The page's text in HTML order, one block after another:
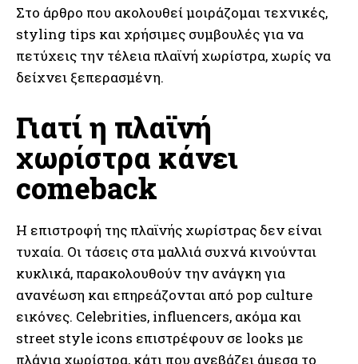
Στο άρθρο που ακολουθεί μοιράζομαι τεχνικές,
styling tips και χρήσιμες συμβουλές για να
πετύχεις την τέλεια πλαϊνή χωρίστρα, χωρίς να
δείχνει ξεπερασμένη.
Γιατί η πλαϊνή
χωρίστρα κάνει
comeback
Η επιστροφή της πλαϊνής χωρίστρας δεν είναι
τυχαία. Οι τάσεις στα μαλλιά συχνά κινούνται
κυκλικά, παρακολουθούν την ανάγκη για
ανανέωση και επηρεάζονται από pop culture
εικόνες. Celebrities, influencers, ακόμα και
street style icons επιστρέφουν σε looks με
πλάγια χωρίστρα, κάτι που ανεβάζει άμεσα το